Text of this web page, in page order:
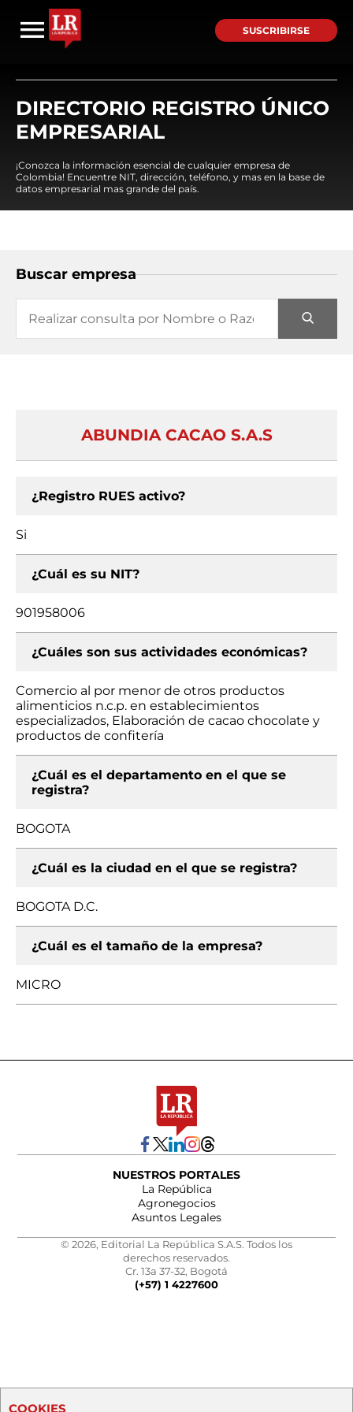
SUSCRIBIRSE
DIRECTORIO REGISTRO ÚNICO
EMPRESARIAL
¡Conozca la información esencial de cualquier empresa de
Colombia! Encuentre NIT, dirección, teléfono, y mas en la base de
datos empresarial mas grande del país.
Buscar empresa
ABUNDIA CACAO S.A.S
¿Registro RUES activo?
Si
¿Cuál es su NIT?
901958006
¿Cuáles son sus actividades económicas?
Comercio al por menor de otros productos
alimenticios n.c.p. en establecimientos
especializados, Elaboración de cacao chocolate y
productos de confitería
¿Cuál es el departamento en el que se
registra?
BOGOTA
¿Cuál es la ciudad en el que se registra?
BOGOTA D.C.
¿Cuál es el tamaño de la empresa?
MICRO
NUESTROS PORTALES
La República
Agronegocios
Asuntos Legales
© 2026, Editorial La República S.A.S. Todos los
derechos reservados.
Cr. 13a 37-32, Bogotá
(+57) 1 4227600
COOKIES